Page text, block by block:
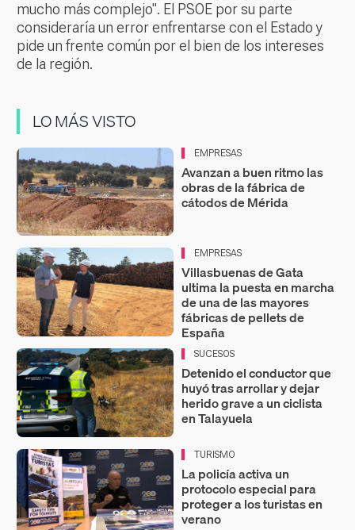
mucho más complejo". El PSOE por su parte
consideraría un error enfrentarse con el Estado y
pide un frente común por el bien de los intereses
de la región.
LO MÁS VISTO
EMPRESAS
Avanzan a buen ritmo las
obras de la fábrica de
cátodos de Mérida
EMPRESAS
Villasbuenas de Gata
ultima la puesta en marcha
de una de las mayores
fábricas de pellets de
España
SUCESOS
Detenido el conductor que
huyó tras arrollar y dejar
herido grave a un ciclista
en Talayuela
TURISMO
La policía activa un
protocolo especial para
proteger a los turistas en
verano